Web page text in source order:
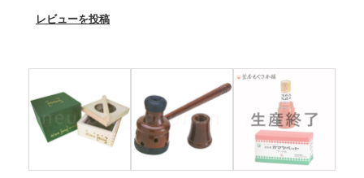
レビューを投稿